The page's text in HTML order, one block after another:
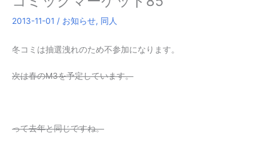
2013-11-01 / お知らせ, 同人
冬コミは抽選洩れのため不参加になります。
次は春のM3を予定しています。
って去年と同じですね。